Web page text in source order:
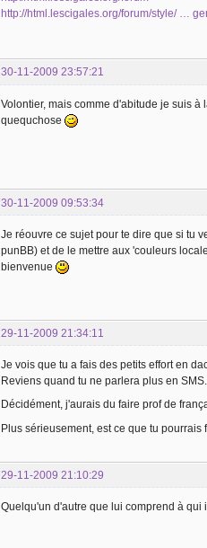
http://html.lescigales.org/forum/style/ …
30-11-2009 23:57:21
Volontier, mais comme d'abitude je suis
quequchose
30-11-2009 09:53:34
Je réouvre ce sujet pour te dire que si tu
punBB) et de le mettre aux 'couleurs
bienvenue
29-11-2009 21:34:11
Je vois que tu a fais des petits effort en
Reviens quand tu ne parlera plus en SMS.
Décidément, j'aurais du faire prof de
Plus sérieusement, est ce que tu
29-11-2009 21:10:29
Quelqu'un d'autre que lui comprend à qui